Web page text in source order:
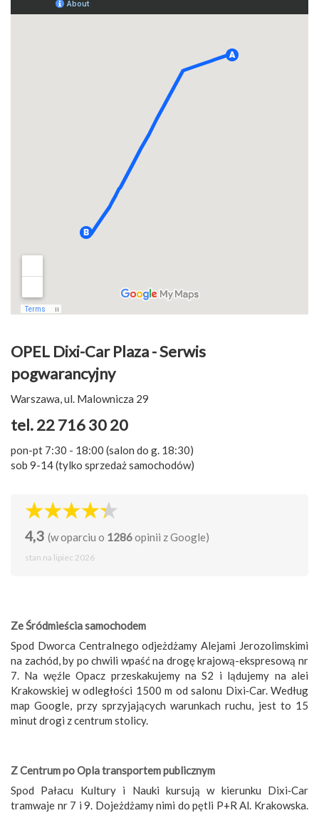
OPEL Dixi-Car Plaza - Serwis
pogwarancyjny
Warszawa, ul. Malownicza 29
tel. 22 716 30 20
pon-pt 7:30 - 18:00 (salon do g. 18:30)
sob 9-14 (tylko sprzedaż samochodów)
4,3(w oparciu o 1286opinii z Google)
stan na lipiec 2026
Ze Śródmieścia samochodem
Spod Dworca Centralnego odjeżdżamy Alejami Jerozolimskimi
na zachód, by po chwili wpaść na drogę krajową-ekspresową nr
7. Na węźle Opacz przeskakujemy na S2 i lądujemy na alei
Krakowskiej w odległości 1500 m od salonu Dixi‑Car. Według
map Google, przy sprzyjających warunkach ruchu, jest to 15
minut drogi z centrum stolicy.
Z Centrum po Opla transportem publicznym
Spod Pałacu Kultury i Nauki kursują w kierunku Dixi‑Car
tramwaje nr 7 i 9. Dojeżdżamy nimi do pętli P+R Al. Krakowska.